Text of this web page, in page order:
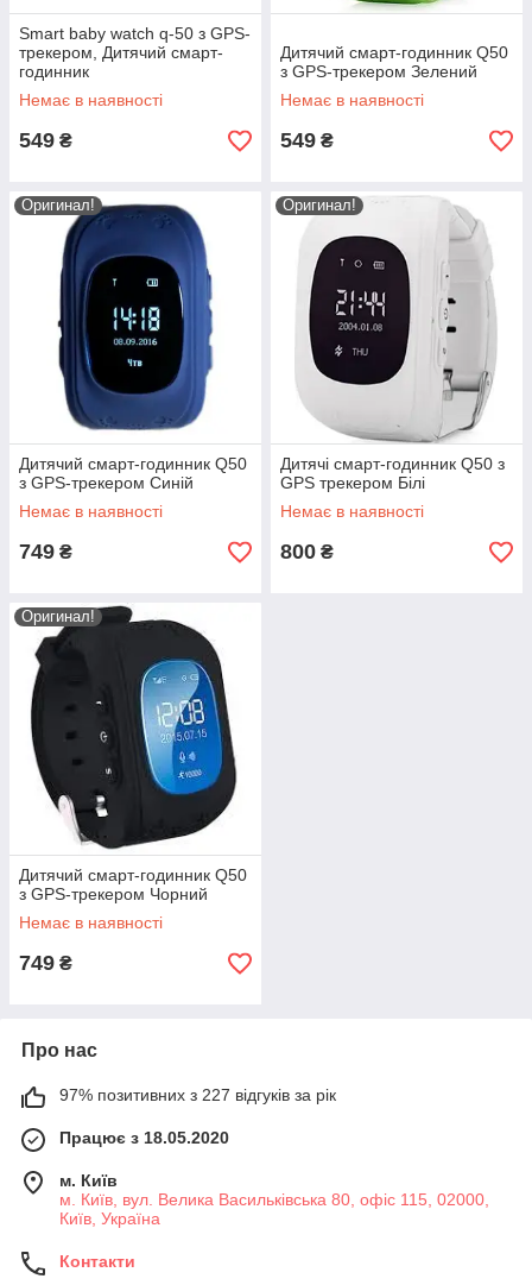
Smart baby watch q-50 з GPS-
трекером, Дитячий смарт-
годинник
Немає в наявності
549 ₴
Дитячий смарт-годинник Q50
з GPS-трекером Зелений
Немає в наявності
549 ₴
Оригинал!
Дитячий смарт-годинник Q50
з GPS-трекером Синій
Немає в наявності
749 ₴
Оригинал!
Дитячі смарт-годинник Q50 з
GPS трекером Білі
Немає в наявності
800 ₴
Оригинал!
Дитячий смарт-годинник Q50
з GPS-трекером Чорний
Немає в наявності
749 ₴
Про нас
97% позитивних з 227 відгуків за рік
Працює з 18.05.2020
м. Київ
м. Київ, вул. Велика Васильківська 80, офіс 115, 02000,
Київ, Україна
Контакти